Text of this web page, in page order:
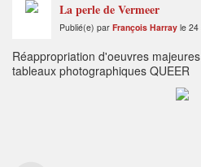
La perle de Vermeer
Publié(e) par François Harray le 24
Réappropriation d'oeuvres
tableaux photographiques QUEER